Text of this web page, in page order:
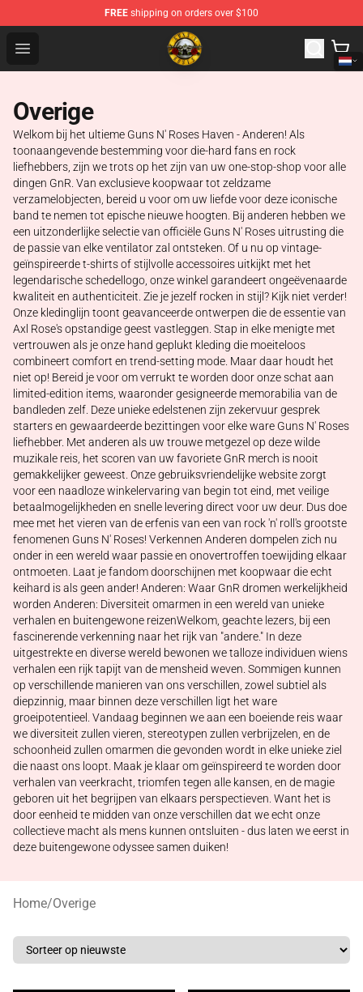
FREE shipping on orders over $100
Open menu
Guns N' Roses Store - Official Guns N' Roses
Overige
Welkom bij het ultieme Guns N' Roses Haven - Anderen! Als
toonaangevende bestemming voor die-hard fans en rock
liefhebbers, zijn we trots op het zijn van uw one-stop-shop voor alle
dingen GnR. Van exclusieve koopwaar tot zeldzame
verzamelobjecten, bereid u voor om uw liefde voor deze iconische
band te nemen tot epische nieuwe hoogten. Bij anderen hebben we
een uitzonderlijke selectie van officiële Guns N' Roses uitrusting die
de passie van elke ventilator zal ontsteken. Of u nu op vintage-
geïnspireerde t-shirts of stijlvolle accessoires uitkijkt met het
legendarische schedellogo, onze winkel garandeert ongeëvenaarde
kwaliteit en authenticiteit. Zie je jezelf rocken in stijl? Kijk niet verder!
Onze kledinglijn toont geavanceerde ontwerpen die de essentie van
Axl Rose's opstandige geest vastleggen. Stap in elke menigte met
vertrouwen als je onze hand geplukt kleding die moeiteloos
combineert comfort en trend-setting mode. Maar daar houdt het
niet op! Bereid je voor om verrukt te worden door onze schat aan
limited-edition items, waaronder gesigneerde memorabilia van de
bandleden zelf. Deze unieke edelstenen zijn zekervuur gesprek
starters en gewaardeerde bezittingen voor elke ware Guns N' Roses
liefhebber. Met anderen als uw trouwe metgezel op deze wilde
muzikale reis, het scoren van uw favoriete GnR merch is nooit
gemakkelijker geweest. Onze gebruiksvriendelijke website zorgt
voor een naadloze winkelervaring van begin tot eind, met veilige
betaalmogelijkheden en snelle levering direct voor uw deur. Dus doe
mee met het vieren van de erfenis van een van rock 'n' roll's grootste
fenomenen Guns N' Roses! Verkennen Anderen dompelen zich nu
onder in een wereld waar passie en onovertroffen toewijding elkaar
ontmoeten. Laat je fandom doorschijnen met koopwaar die echt
keihard is als geen ander! Anderen: Waar GnR dromen werkelijkheid
worden Anderen: Diversiteit omarmen in een wereld van unieke
verhalen en buitengewone reizenWelkom, geachte lezers, bij een
fascinerende verkenning naar het rijk van "andere." In deze
uitgestrekte en diverse wereld bewonen we talloze individuen wiens
verhalen een rijk tapijt van de mensheid weven. Sommigen kunnen
op verschillende manieren van ons verschillen, zowel subtiel als
diepzinnig, maar binnen deze verschillen ligt het ware
groeipotentieel. Vandaag beginnen we aan een boeiende reis waar
we diversiteit zullen vieren, stereotypen zullen verbrijzelen, en de
schoonheid zullen omarmen die gevonden wordt in elke unieke ziel
die naast ons loopt. Maak je klaar om geïnspireerd te worden door
verhalen van veerkracht, triomfen tegen alle kansen, en de magie
geboren uit het begrijpen van elkaars perspectieven. Want het is
door eenheid te midden van onze verschillen dat we echt onze
collectieve macht als mens kunnen ontsluiten - dus laten we eerst in
deze buitengewone odyssee samen duiken!
Home/Overige